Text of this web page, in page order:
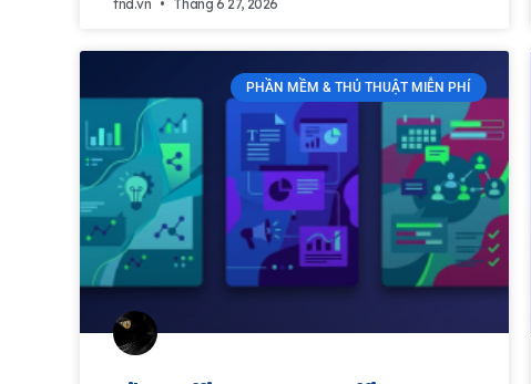
tnd.vn Tháng 6 27, 2026
PHẦN MỀM & THỦ THUẬT MIỄN PHÍ